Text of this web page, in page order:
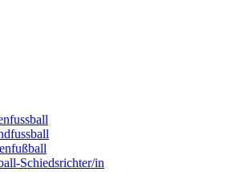
Schiedsrichter/in